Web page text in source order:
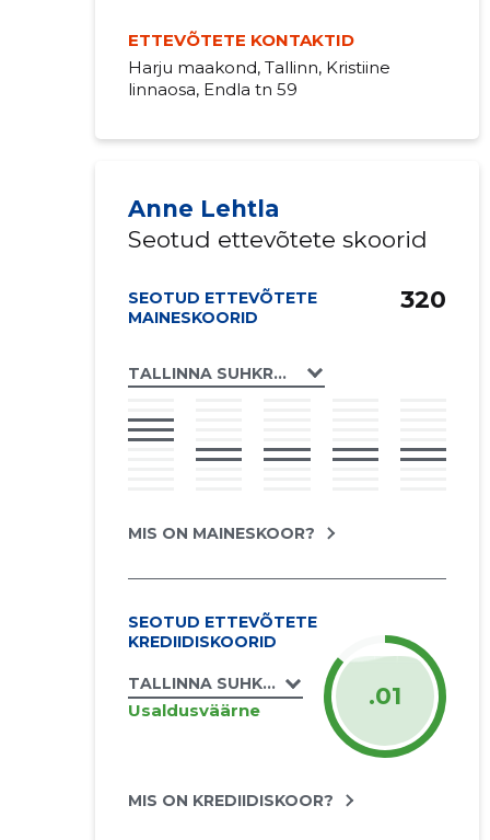
ETTEVÕTETE KONTAKTID
Harju maakond, Tallinn, Kristiine
linnaosa, Endla tn 59
Anne Lehtla
Seotud ettevõtete skoorid
SEOTUD ETTEVÕTETE
MAINESKOORID
TALLINNA SUHKRUHAIGETE SELTS MTÜ
320
MIS ON MAINESKOOR?
SEOTUD ETTEVÕTETE
KREDIIDISKOORID
TALLINNA SUHKRUHAIGETE SELTS MTÜ
Usaldusväärne .01
MIS ON KREDIIDISKOOR?